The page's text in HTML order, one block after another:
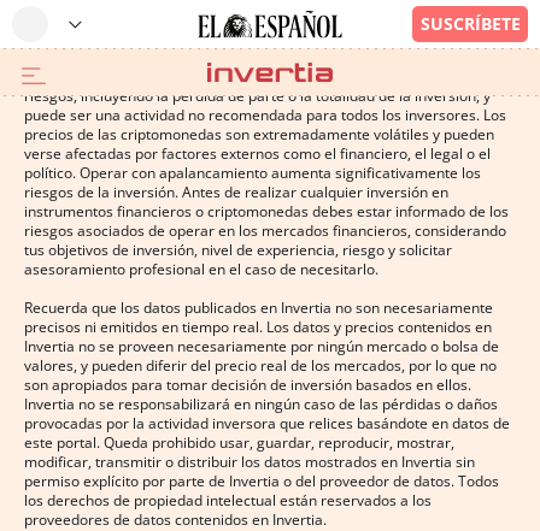
Operar con instrumentos financieros o criptomonedas conlleva altos
riesgos, incluyendo la pérdida de parte o la totalidad de la inversión, y
puede ser una actividad no recomendada para todos los inversores. Los
precios de las criptomonedas son extremadamente volátiles y pueden
verse afectadas por factores externos como el financiero, el legal o el
político. Operar con apalancamiento aumenta significativamente los
riesgos de la inversión. Antes de realizar cualquier inversión en
instrumentos financieros o criptomonedas debes estar informado de los
riesgos asociados de operar en los mercados financieros, considerando
tus objetivos de inversión, nivel de experiencia, riesgo y solicitar
asesoramiento profesional en el caso de necesitarlo.
Recuerda que los datos publicados en Invertia no son necesariamente
precisos ni emitidos en tiempo real. Los datos y precios contenidos en
Invertia no se proveen necesariamente por ningún mercado o bolsa de
valores, y pueden diferir del precio real de los mercados, por lo que no
son apropiados para tomar decisión de inversión basados en ellos.
Invertia no se responsabilizará en ningún caso de las pérdidas o daños
provocadas por la actividad inversora que relices basándote en datos de
este portal. Queda prohibido usar, guardar, reproducir, mostrar,
modificar, transmitir o distribuir los datos mostrados en Invertia sin
permiso explícito por parte de Invertia o del proveedor de datos. Todos
los derechos de propiedad intelectual están reservados a los
proveedores de datos contenidos en Invertia.